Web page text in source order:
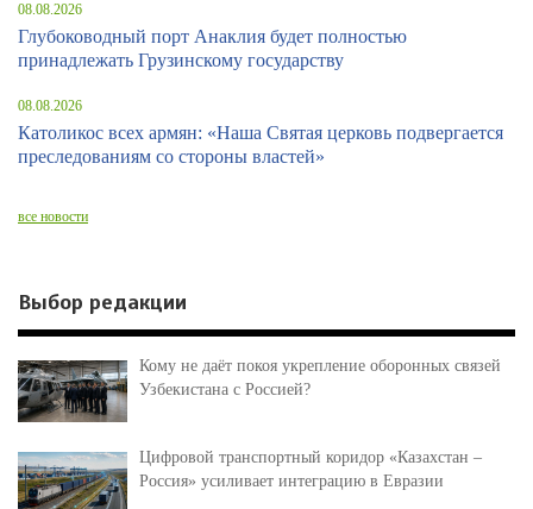
08.08.2026
Глубоководный порт Анаклия будет полностью
принадлежать Грузинскому государству
08.08.2026
Католикос всех армян: «Наша Святая церковь подвергается
преследованиям со стороны властей»
все новости
Выбор редакции
Кому не даёт покоя укрепление оборонных связей
Узбекистана с Россией?
Цифровой транспортный коридор «Казахстан –
Россия» усиливает интеграцию в Евразии